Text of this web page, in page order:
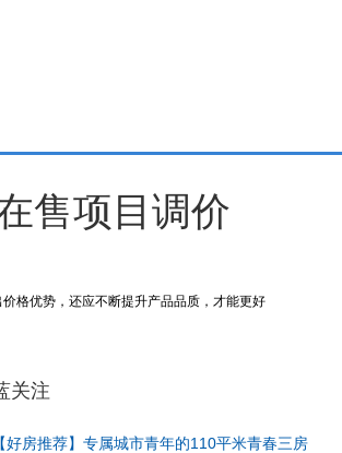
售项目调价
格优势，还应不断提升产品品质，才能更好
关注
【好房推荐】专属城市青年的110平米青春三房